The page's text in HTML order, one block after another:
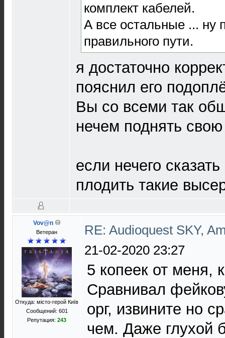
комплект кабелей.
А все остальные ... ну
правильного пути.
я достаточно
пояснил его
Вы со всеми так
нечем поднять
если нечего
плодить такие
Vov@n
Ветеран
Откуда: місто-герой Київ
Сообщений: 601
Репутация: 243
RE: Audioquest SKY,
21-02-2020 23:27
5 копеек от меня,
Сравнивал
орг, извините но
чем. Даже